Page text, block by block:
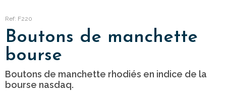
Ref: F220
Boutons de manchette
bourse
Boutons de manchette rhodiés en indice de la
bourse nasdaq.